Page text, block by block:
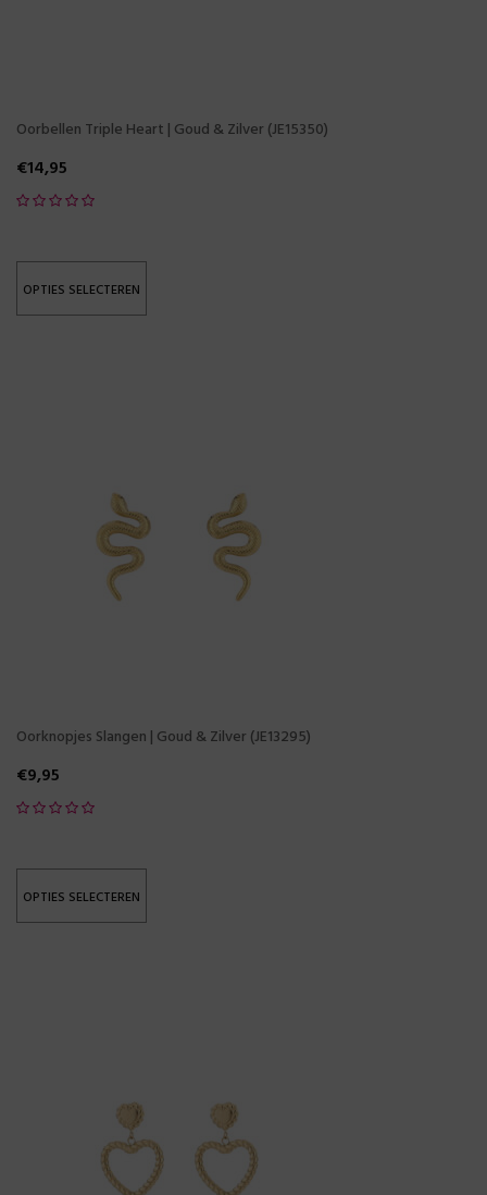
Oorbellen Triple Heart | Goud & Zilver (JE15350)
€14,95
OPTIES SELECTEREN
Oorknopjes Slangen | Goud & Zilver (JE13295)
€9,95
OPTIES SELECTEREN